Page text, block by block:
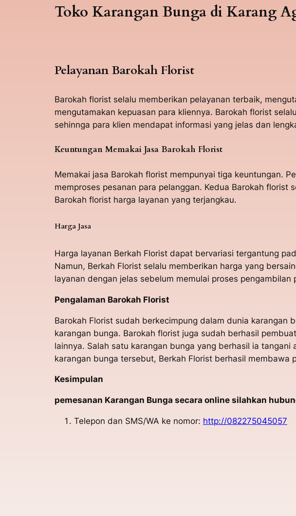
Toko Karangan Bunga di Karang
Pelayanan Barokah Florist
Barokah florist selalu memberikan pelayanan terbaik,
mengutamakan kepuasan para kliennya. Barokah florist
sehinnga para klien mendapat informasi yang jelas dan
Keuntungan Memakai Jasa Barokah Florist
Memakai jasa Barokah florist mempunyai tiga keuntungan.
memproses pesanan para pelanggan. Kedua Barokah
Barokah florist harga layanan yang terjangkau.
Harga Jasa
Harga layanan Berkah Florist dapat bervariasi tergantung
Namun, Berkah Florist selalu memberikan harga yang
layanan dengan jelas sebelum memulai proses pengambilan
Pengalaman Barokah Florist
Barokah Florist sudah berkecimpung dalam dunia karangan
karangan bunga. Barokah florist juga sudah berhasil
lainnya. Salah satu karangan bunga yang berhasil ia
karangan bunga tersebut, Berkah Florist berhasil membawa
Kesimpulan
pemesanan Karangan Bunga secara online silahkan
Telepon dan SMS/WA ke nomor: http://082275045057